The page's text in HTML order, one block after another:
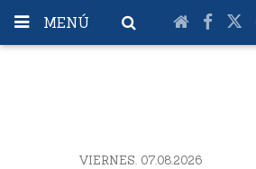
MENÚ
VIERNES. 07.08.2026